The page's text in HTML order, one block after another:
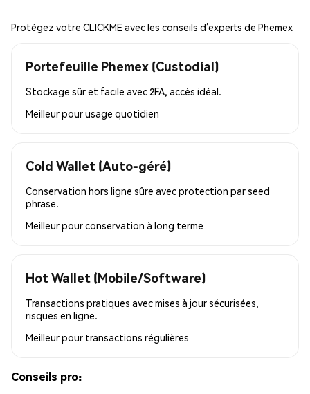
Protégez votre CLICKME avec les conseils d’experts de Phemex
Portefeuille Phemex (Custodial)
Stockage sûr et facile avec 2FA, accès idéal.
Meilleur pourusage quotidien
Cold Wallet (Auto-géré)
Conservation hors ligne sûre avec protection par seed
phrase.
Meilleur pourconservation à long terme
Hot Wallet (Mobile/Software)
Transactions pratiques avec mises à jour sécurisées,
risques en ligne.
Meilleur pour transactions régulières
Conseils pro: